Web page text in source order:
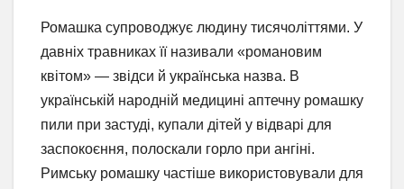
Ромашка супроводжує людину тисячоліттями. У
давніх травниках її називали «романовим
квітом» — звідси й українська назва. В
українській народній медицині аптечну ромашку
пили при застуді, купали дітей у відварі для
заспокоєння, полоскали горло при ангіні.
Римську ромашку частіше використовували для